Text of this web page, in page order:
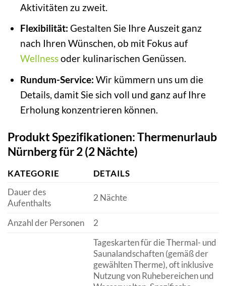
Aktivitäten zu zweit.
Flexibilität: Gestalten Sie Ihre Auszeit ganz
nach Ihren Wünschen, ob mit Fokus auf
Wellnessoder kulinarischen Genüssen.
Rundum-Service: Wir kümmern uns um die
Details, damit Sie sich voll und ganz auf Ihre
Erholung konzentrieren können.
Produkt Spezifikationen: Thermenurlaub
Nürnberg für 2 (2 Nächte)
KATEGORIE
DETAILS
Dauer des
Aufenthalts
2 Nächte
Anzahl der Personen 2
Tageskarten für die Thermal- und
Saunalandschaften (gemäß der
gewählten Therme), oft inklusive
Nutzung von Ruhebereichen und